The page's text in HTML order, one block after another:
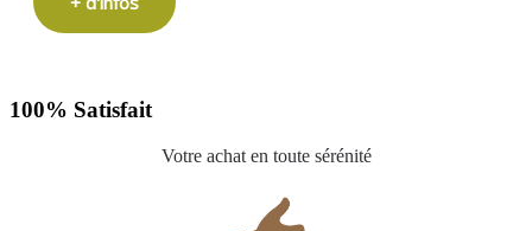
100% Satisfait
Votre achat en toute sérénité